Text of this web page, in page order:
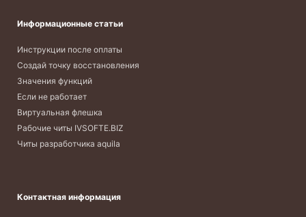
Информационные статьи
Инструкции после оплаты
Создай точку восстановления
Значения функций
Если не работает
Виртуальная флешка
Рабочие читы IVSOFTE.BIZ
Читы разработчика aquila
Контактная информация